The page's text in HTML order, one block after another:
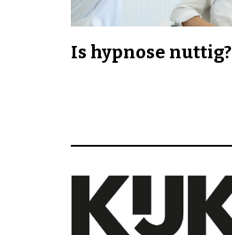
Is hypnose nuttig?